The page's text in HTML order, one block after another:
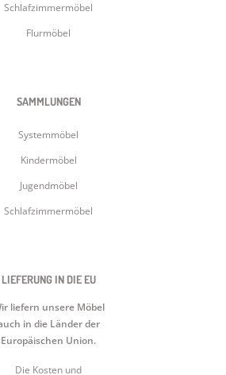
Schlafzimmermöbel
Flurmöbel
SAMMLUNGEN
Systemmöbel
Kindermöbel
Jugendmöbel
Schlafzimmermöbel
LIEFERUNG IN DIE EU
liefern unsere Möbel
in die Länder der
Europäischen Union.
Die Kosten und